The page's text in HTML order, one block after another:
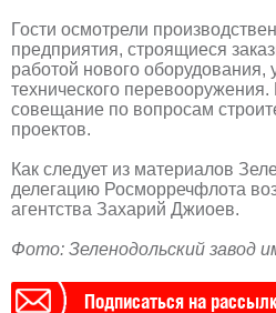
Гости осмотрели
предприятия, строящиеся
работой нового оборудования,
технического
совещание по вопросам
проектов.
Как следует из материалов
делегацию Росморречфлота
агентства Захарий Джиоев.
Фото: Зеленодольский завод
Подписаться на